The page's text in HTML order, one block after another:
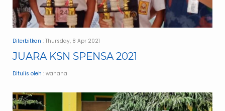
Diterbitkan : Thursday, 8 Apr 2021
JUARA KSN SPENSA 2021
Ditulis oleh : wahana